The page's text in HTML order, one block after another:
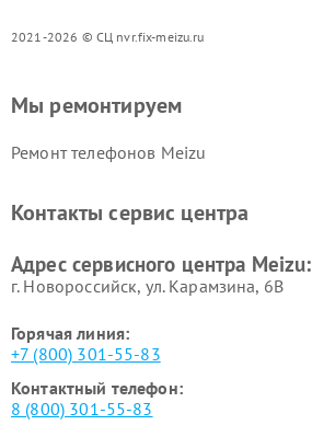
2021-2026 © СЦ nvr.fix-meizu.ru
Мы ремонтируем
Ремонт телефонов Meizu
Контакты сервис центра
Адрес сервисного центра Meizu:
г. Новороссийск, ул. Карамзина, 6В
Горячая линия:
+7 (800) 301-55-83
Контактный телефон:
8 (800) 301-55-83